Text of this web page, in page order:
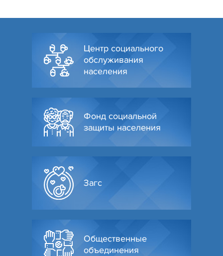
Центр социального
обслуживания
населения
Фонд социальной
защиты населения
Загс
Общественные
объединения